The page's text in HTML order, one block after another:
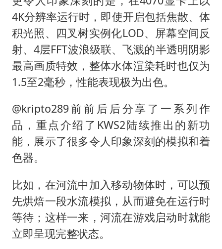
4K分辨率运行时，即使开启包括焦散、体
积光照、四叉树实例化LOD、屏幕空间反
射、4层FFT波浪级联、飞溅的半透明阴影
最高画质特效，整体水体渲染耗时也仅为
1.5至2毫秒，性能表现极为出色。
@kripto289前前后后分享了一系列作
品，重点介绍了KWS2陆续推出的新功
能，展示了很多令人印象深刻的模拟和着
色器。
比如，在河流中加入移动物体时，可以预
先烘焙一段水流模拟，从而避免在运行时
等待；这样一来，河流在游戏启动时就能
立即呈现完整状态。